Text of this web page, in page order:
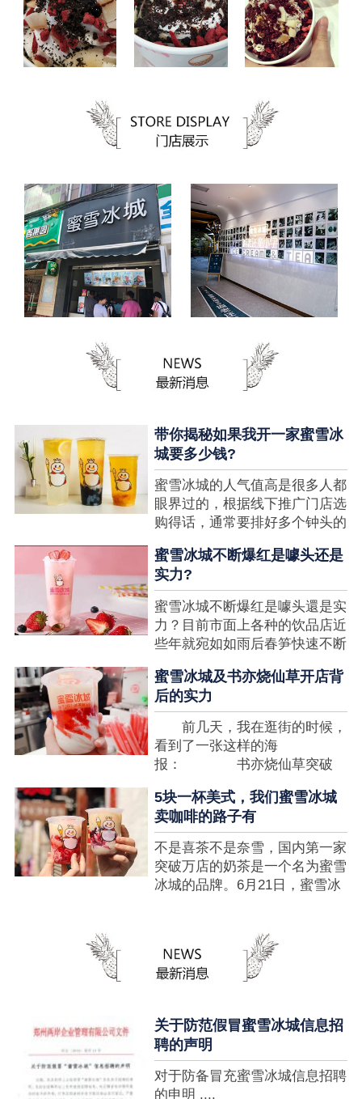
带你揭秘如果我开一家蜜雪冰
城要多少钱?
蜜雪冰城的人气值高是很多人都
眼界过的，根据线下推广门店选
购得话，通常要排好多个钟头的
想要排长队，为的便是那一杯令
人挂念的蜜雪冰城。顾客喜爱的
商品，投资者为什么会看不见在
其中的创业商机呢?许多投资者
都会了解我开一家蜜雪冰城要多
少钱?....
蜜雪冰城不断爆红是噱头还是
实力?
蜜雪冰城不断爆红是噱头還是实
力？目前市面上各种的饮品店近
些年就宛如如雨后春笋快速不断
有运营不小心便会被取代，由于
受年青人的喜爱，再加全国人民
的经济发展水准提升，奶茶饮品
行业发展趋势快速，因此 这一
制造行业有着十分....
蜜雪冰城及书亦烧仙草开店背
后的实力
前几天，我在逛街的时候，
看到了一张这样的海
报： 书亦烧仙草突破
了，这个连名字都没怎么听过的
奶茶店，怎么就悄咪咪地开了这
么多家了？ 也许大家对
5000 家店是什么量级没什么概
念，我来给对....
5块一杯美式，我们蜜雪冰城
卖咖啡的路子有
不是喜茶不是奈雪，国内第一家
突破万店的奶茶是一个名为蜜雪
冰城的品牌。6月21日，蜜雪冰
家，买多少送多少”的横幅，这
个自1997年开始营业的街边奶
茶店正逐渐展露它的锋芒。不过
关于防范假冒蜜雪冰城信息招
聘的声明
对于防备冒充蜜雪冰城信息招聘
的申明 ....